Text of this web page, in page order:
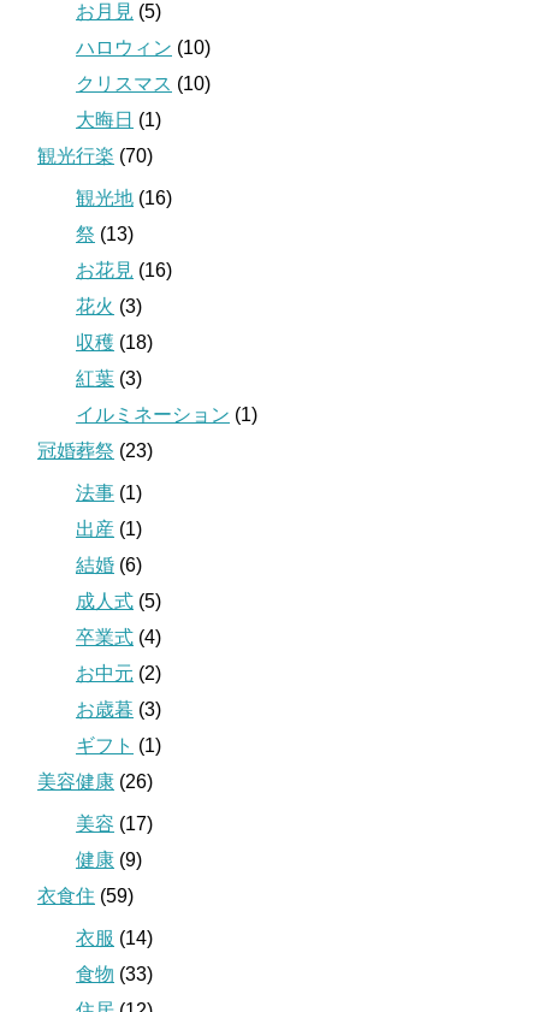
お月見 (5)
ハロウィン (10)
クリスマス (10)
大晦日 (1)
観光行楽 (70)
観光地 (16)
祭 (13)
お花見 (16)
花火 (3)
収穫 (18)
紅葉 (3)
イルミネーション (1)
冠婚葬祭 (23)
法事 (1)
出産 (1)
結婚 (6)
成人式 (5)
卒業式 (4)
お中元 (2)
お歳暮 (3)
ギフト (1)
美容健康 (26)
美容 (17)
健康 (9)
衣食住 (59)
衣服 (14)
食物 (33)